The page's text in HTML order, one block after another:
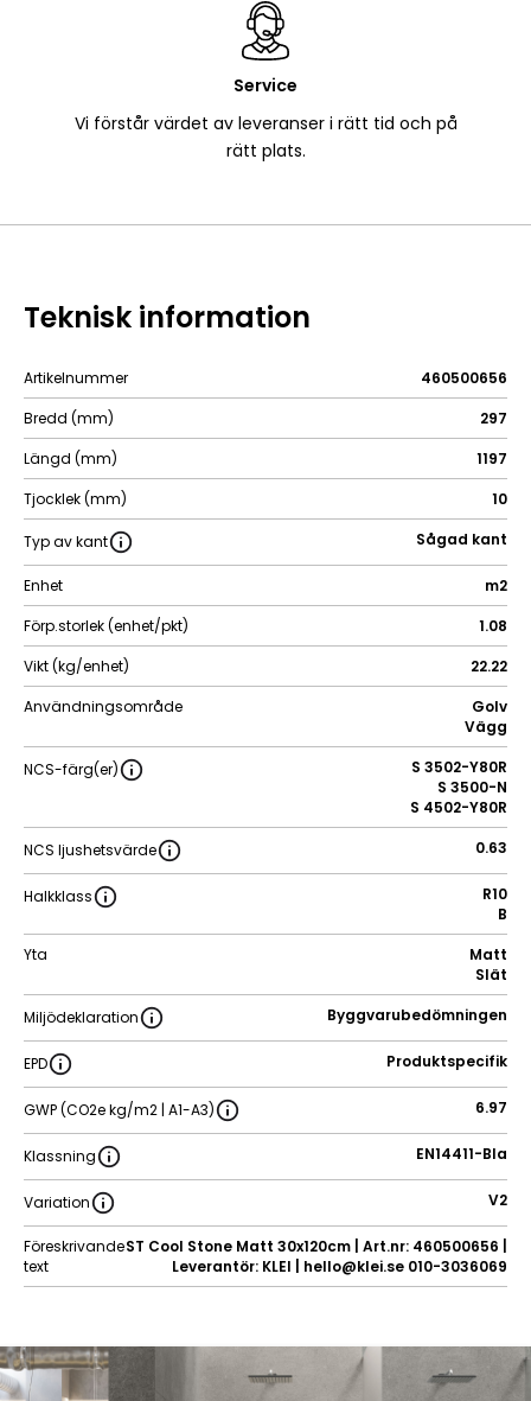
Service
Vi förstår värdet av leveranser i rätt tid och på
rätt plats.
Teknisk information
Artikelnummer
460500656
Bredd (mm)
297
Längd (mm)
1197
Tjocklek (mm)
10
Typ av kant Sågad kant
Enhet
m2
Förp.storlek (enhet/pkt)
1.08
Vikt (kg/enhet)
22.22
Användningsområde
Golv
Vägg
NCS-färg(er)
S 3502-Y80R
S 3500-N
S 4502-Y80R
NCS ljushetsvärde 0.63
Halkklass
R10
B
Yta
Matt
Slät
Miljödeklaration Byggvarubedömningen
EPD Produktspecifik
GWP (CO2e kg/m2 | A1-A3) 6.97
Klassning EN14411-BIa
Variation V2
Föreskrivande
text
ST Cool Stone Matt 30x120cm | Art.nr: 460500656 |
Leverantör: KLEI | hello@klei.se 010-3036069